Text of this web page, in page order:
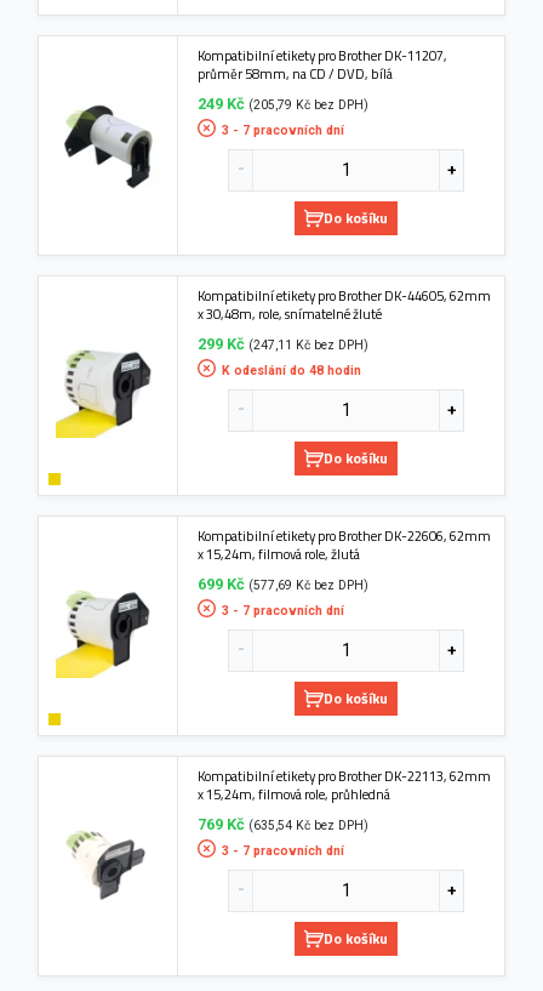
Kompatibilní etikety pro Brother DK-11207,
průměr 58mm, na CD / DVD, bílá
249 Kč (205,79 Kč bez DPH)
3 - 7 pracovních dní
Do košíku
Kompatibilní etikety pro Brother DK-44605, 62mm
x 30,48m, role, snímatelné žluté
299 Kč (247,11 Kč bez DPH)
K odeslání do 48 hodin
Do košíku
Kompatibilní etikety pro Brother DK-22606, 62mm
x 15,24m, filmová role, žlutá
699 Kč (577,69 Kč bez DPH)
3 - 7 pracovních dní
Do košíku
Kompatibilní etikety pro Brother DK-22113, 62mm
x 15,24m, filmová role, průhledná
769 Kč (635,54 Kč bez DPH)
3 - 7 pracovních dní
Do košíku